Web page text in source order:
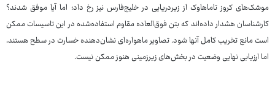
موشک‌های کروز تاماهاوک از زیردریایی در خلیج‌فارس نیز رخ داد؛ اما آیا موفق شدند؟
کارشناسان هشدار داده‌اند که بتن فوق‌العاده مقاوم استفاده‌شده در این تاسیسات ممکن
است مانع تخریب کامل آنها شود. تصاویر ماهواره‌ای نشان‌دهنده خسارت در سطح هستند،
اما ارزیابی نهایی وضعیت در بخش‌های زیرزمینی هنوز ممکن نیست.